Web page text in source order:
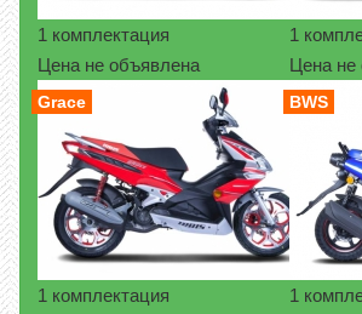
1 комплектация
Цена не объявлена
1
Цена не
Grace
1 комплектация
BWS
1